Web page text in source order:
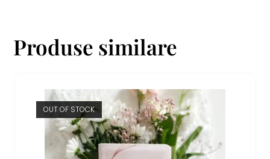
Produse similare
OUT OF STOCK